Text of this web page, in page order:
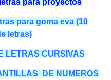
para proyectos
para goma eva (10
letras)
LETRAS CURSIVAS
DE NUMEROS